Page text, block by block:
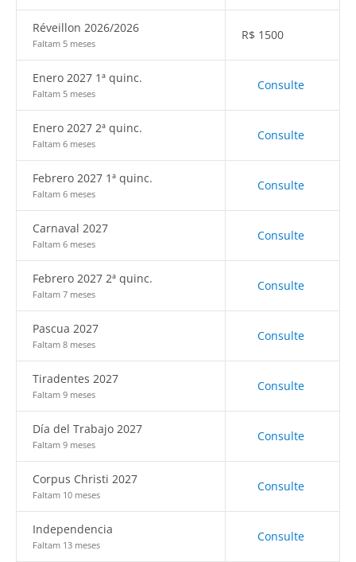
Réveillon 2026/2026
Faltam 5 meses
R$ 1500
Enero 2027 1ª quinc.
Faltam 5 meses
Consulte
Enero 2027 2ª quinc.
Faltam 6 meses
Consulte
Febrero 2027 1ª quinc.
Faltam 6 meses
Consulte
Carnaval 2027
Faltam 6 meses
Consulte
Febrero 2027 2ª quinc.
Faltam 7 meses
Consulte
Pascua 2027
Faltam 8 meses
Consulte
Tiradentes 2027
Faltam 9 meses
Consulte
Día del Trabajo 2027
Faltam 9 meses
Consulte
Corpus Christi 2027
Faltam 10 meses
Consulte
Independencia
Faltam 13 meses
Consulte